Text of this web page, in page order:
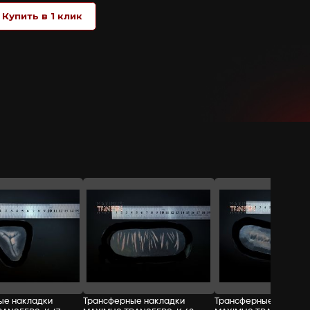
бумага), возьмите за защитный край
защитного слоя смочите кисть или
Добавить в корзину